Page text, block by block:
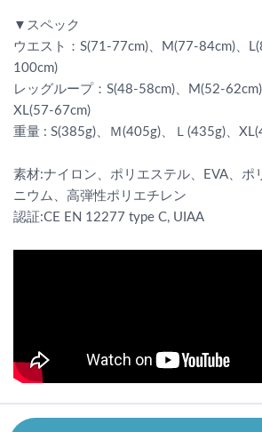
▼スペック
ウエスト：S(71-77cm)、M(77-84cm)、
100cm)
レッグループ：S(48-58cm)、M(52-62cm)
XL(57-67cm)
重量 : S(385g)、Ｍ(405g)、Ｌ(435g)、
素材:ナイロン、ポリエステル、EVA、ポ
ニウム、高弾性ポリエチレン
認証:CE EN 12277 type C, UIAA